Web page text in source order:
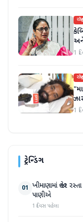
1
1
ટ્રેન્ડિંગ
01 ખીમાણામાં જાહેર
પાણીએ
1 દિવસ પહેલા